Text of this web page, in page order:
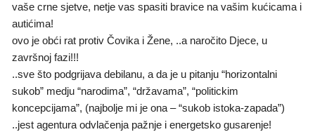
vaše crne sjetve, netje vas spasiti bravice na vašim kućicama i
autićima!
ovo je obći rat protiv Čovika i Žene, ..a naročito Djece, u
završnoj fazi!!!
..sve što podgrijava debilanu, a da je u pitanju “horizontalni
sukob” medju “narodima”, “državama”, “politickim
koncepcijama”, (najbolje mi je ona – “sukob istoka-zapada”)
..jest agentura odvlačenja pažnje i energetsko gusarenje!